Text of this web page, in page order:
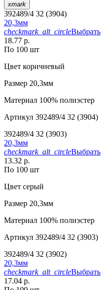
xmark
392489/4 32 (3904)
20,3мм
checkmark_alt_circleВыбрать
18.77 р.
По 100 шт
Цвет коричневый
Размер 20,3мм
Материал 100% полиэстер
Артикул 392489/4 32 (3904)
392489/4 32 (3903)
20,3мм
checkmark_alt_circleВыбрать
13.32 р.
По 100 шт
Цвет серый
Размер 20,3мм
Материал 100% полиэстер
Артикул 392489/4 32 (3903)
392489/4 32 (3902)
20,3мм
checkmark_alt_circleВыбрать
17.04 р.